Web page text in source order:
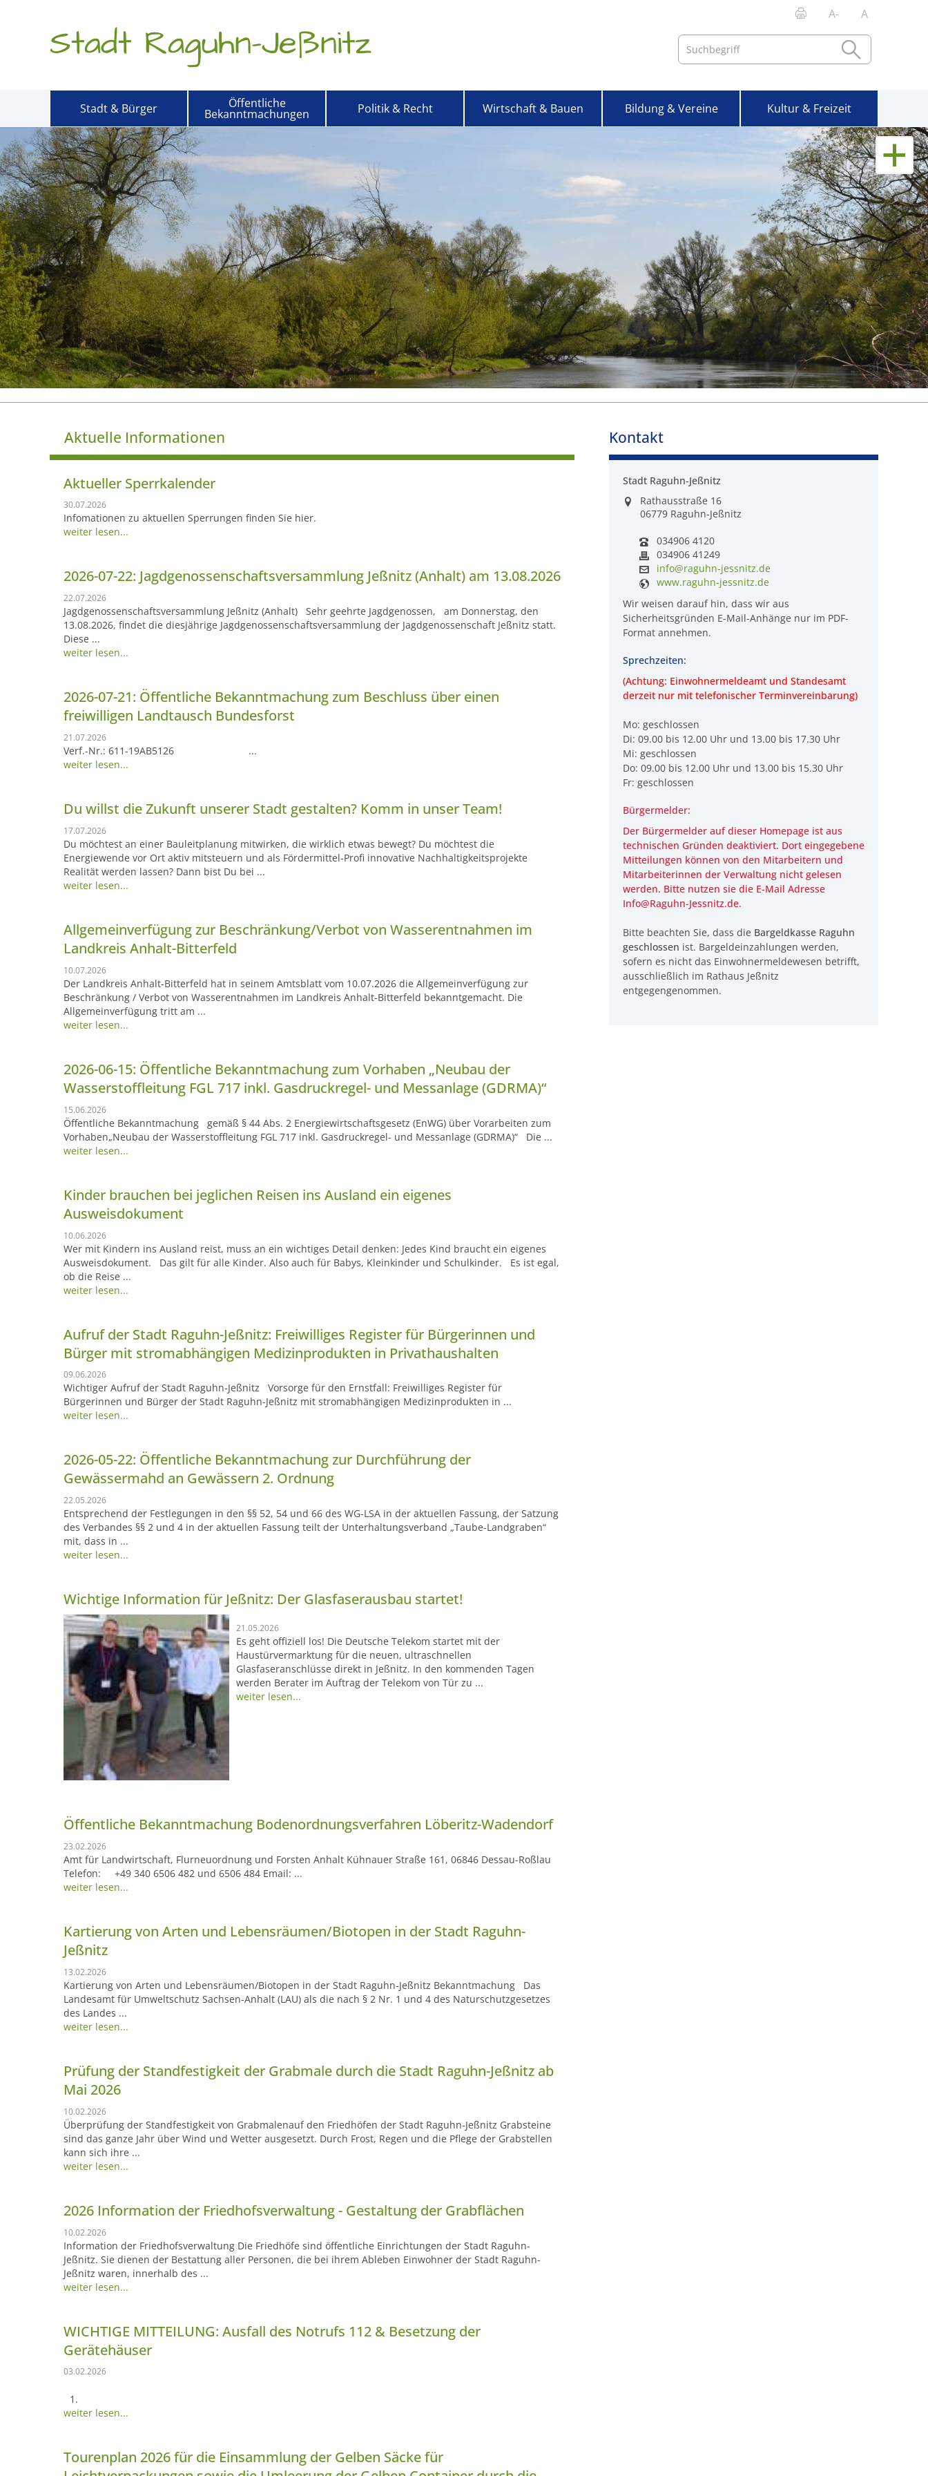
A- A
Stadt Raguhn-Jeßnitz
Stadt & Bürger Öffentliche
Bekanntmachungen Politik & Recht Wirtschaft & Bauen Bildung & Vereine Kultur & Freizeit
Aktuelle Informationen
Aktueller Sperrkalender
30.07.2026
Infomationen zu aktuellen Sperrungen finden Sie hier.
weiter lesen...
2026-07-22: Jagdgenossenschaftsversammlung Jeßnitz (Anhalt) am 13.08.2026
22.07.2026
Jagdgenossenschaftsversammlung Jeßnitz (Anhalt) Sehr geehrte Jagdgenossen, am Donnerstag, den
13.08.2026, findet die diesjährige Jagdgenossenschaftsversammlung der Jagdgenossenschaft Jeßnitz statt.
Diese ...
weiter lesen...
2026-07-21: Öffentliche Bekanntmachung zum Beschluss über einen
freiwilligen Landtausch Bundesforst
21.07.2026
Verf.-Nr.: 611-19AB5126 ...
weiter lesen...
Du willst die Zukunft unserer Stadt gestalten? Komm in unser Team!
17.07.2026
Du möchtest an einer Bauleitplanung mitwirken, die wirklich etwas bewegt? Du möchtest die
Energiewende vor Ort aktiv mitsteuern und als Fördermittel-Profi innovative Nachhaltigkeitsprojekte
Realität werden lassen? Dann bist Du bei ...
weiter lesen...
Allgemeinverfügung zur Beschränkung/Verbot von Wasserentnahmen im
Landkreis Anhalt-Bitterfeld
10.07.2026
Der Landkreis Anhalt-Bitterfeld hat in seinem Amtsblatt vom 10.07.2026 die Allgemeinverfügung zur
Beschränkung / Verbot von Wasserentnahmen im Landkreis Anhalt-Bitterfeld bekanntgemacht. Die
Allgemeinverfügung tritt am ...
weiter lesen...
2026-06-15: Öffentliche Bekanntmachung zum Vorhaben „Neubau der
Wasserstoffleitung FGL 717 inkl. Gasdruckregel- und Messanlage (GDRMA)“
15.06.2026
Öffentliche Bekanntmachung gemäß § 44 Abs. 2 Energiewirtschaftsgesetz (EnWG) über Vorarbeiten zum
Vorhaben„Neubau der Wasserstoffleitung FGL 717 inkl. Gasdruckregel- und Messanlage (GDRMA)“ Die ...
weiter lesen...
Kinder brauchen bei jeglichen Reisen ins Ausland ein eigenes
Ausweisdokument
10.06.2026
Wer mit Kindern ins Ausland reist, muss an ein wichtiges Detail denken: Jedes Kind braucht ein eigenes
Ausweisdokument. Das gilt für alle Kinder. Also auch für Babys, Kleinkinder und Schulkinder. Es ist egal,
ob die Reise ...
weiter lesen...
Aufruf der Stadt Raguhn-Jeßnitz: Freiwilliges Register für Bürgerinnen und
Bürger mit stromabhängigen Medizinprodukten in Privathaushalten
09.06.2026
Wichtiger Aufruf der Stadt Raguhn-Jeßnitz Vorsorge für den Ernstfall: Freiwilliges Register für
Bürgerinnen und Bürger der Stadt Raguhn-Jeßnitz mit stromabhängigen Medizinprodukten in ...
weiter lesen...
2026-05-22: Öffentliche Bekanntmachung zur Durchführung der
Gewässermahd an Gewässern 2. Ordnung
22.05.2026
Entsprechend der Festlegungen in den §§ 52, 54 und 66 des WG-LSA in der aktuellen Fassung, der Satzung
des Verbandes §§ 2 und 4 in der aktuellen Fassung teilt der Unterhaltungsverband „Taube-Landgraben“
mit, dass in ...
weiter lesen...
Wichtige Information für Jeßnitz: Der Glasfaserausbau startet!
21.05.2026
Es geht offiziell los! Die Deutsche Telekom startet mit der
Haustürvermarktung für die neuen, ultraschnellen
Glasfaseranschlüsse direkt in Jeßnitz. In den kommenden Tagen
werden Berater im Auftrag der Telekom von Tür zu ...
weiter lesen...
Öffentliche Bekanntmachung Bodenordnungsverfahren Löberitz-Wadendorf
23.02.2026
Amt für Landwirtschaft, Flurneuordnung und Forsten Anhalt Kühnauer Straße 161, 06846 Dessau-Roßlau
Telefon: +49 340 6506 482 und 6506 484 Email: ...
weiter lesen...
Kartierung von Arten und Lebensräumen/Biotopen in der Stadt Raguhn-
Jeßnitz
13.02.2026
Kartierung von Arten und Lebensräumen/Biotopen in der Stadt Raguhn-Jeßnitz Bekanntmachung Das
Landesamt für Umweltschutz Sachsen-Anhalt (LAU) als die nach § 2 Nr. 1 und 4 des Naturschutzgesetzes
des Landes ...
weiter lesen...
Prüfung der Standfestigkeit der Grabmale durch die Stadt Raguhn-Jeßnitz ab
Mai 2026
10.02.2026
Überprüfung der Standfestigkeit von Grabmalenauf den Friedhöfen der Stadt Raguhn-Jeßnitz Grabsteine
sind das ganze Jahr über Wind und Wetter ausgesetzt. Durch Frost, Regen und die Pflege der Grabstellen
kann sich ihre ...
weiter lesen...
2026 Information der Friedhofsverwaltung - Gestaltung der Grabflächen
10.02.2026
Information der Friedhofsverwaltung Die Friedhöfe sind öffentliche Einrichtungen der Stadt Raguhn-
Jeßnitz. Sie dienen der Bestattung aller Personen, die bei ihrem Ableben Einwohner der Stadt Raguhn-
Jeßnitz waren, innerhalb des ...
weiter lesen...
WICHTIGE MITTEILUNG: Ausfall des Notrufs 112 & Besetzung der
Gerätehäuser
03.02.2026
weiter lesen...
Tourenplan 2026 für die Einsammlung der Gelben Säcke für
Kontakt
Stadt Raguhn-Jeßnitz
Rathausstraße 16
06779 Raguhn-Jeßnitz
034906 4120
034906 41249
info@raguhn-jessnitz.de
www.raguhn-jessnitz.de
Wir weisen darauf hin, dass wir aus
Sicherheitsgründen E-Mail-Anhänge nur im PDF-
Format annehmen.
Sprechzeiten:
(Achtung: Einwohnermeldeamt und Standesamt
derzeit nur mit telefonischer Terminvereinbarung)
Mo: geschlossen
Di: 09.00 bis 12.00 Uhr und 13.00 bis 17.30 Uhr
Mi: geschlossen
Do: 09.00 bis 12.00 Uhr und 13.00 bis 15.30 Uhr
Fr: geschlossen
Bürgermelder:
Der Bürgermelder auf dieser Homepage ist aus
technischen Gründen deaktiviert. Dort eingegebene
Mitteilungen können von den Mitarbeitern und
Mitarbeiterinnen der Verwaltung nichtgelesen
werden. Bitte nutzen sie die E-Mail Adresse
Info@Raguhn-Jessnitz.de.
Bitte beachten Sie, dass die Bargeldkasse Raguhn
geschlossen ist. Bargeldeinzahlungen werden,
sofern es nicht das Einwohnermeldewesen betrifft,
ausschließlich im Rathaus Jeßnitz
entgegengenommen.